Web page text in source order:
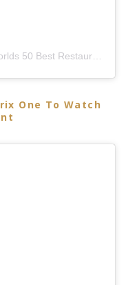
One To Watch